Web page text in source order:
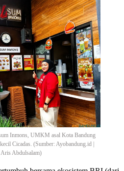
Inmons, UMKM asal Kota Bandung
Cicadas. (Sumber: Ayobandung.id |
Abdulsalam)